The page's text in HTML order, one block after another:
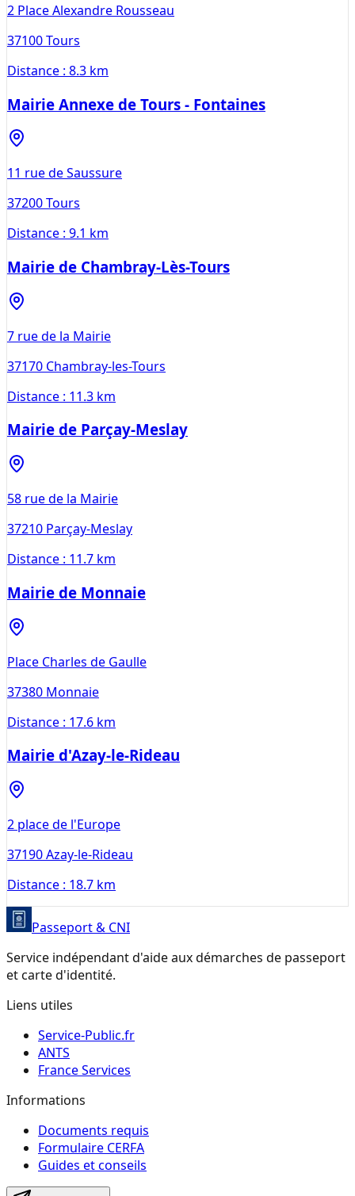
2 Place Alexandre Rousseau
37100Tours
Distance : 8.3 km
Mairie Annexe de Tours - Fontaines
11 rue de Saussure
37200Tours
Distance : 9.1 km
Mairie de Chambray-Lès-Tours
7 rue de la Mairie
37170 Chambray-les-Tours
Distance : 11.3 km
Mairie de Parçay-Meslay
58 rue de la Mairie
37210 Parçay-Meslay
Distance : 11.7 km
Mairie de Monnaie
Place Charles de Gaulle
37380 Monnaie
Distance : 17.6 km
Mairie d'Azay-le-Rideau
2 place de l'Europe
37190Azay-le-Rideau
Distance : 18.7 km
Passeport & CNI
Service indépendant d'aide aux démarches de passeport
et carte d'identité.
Liens utiles
Service-Public.fr
ANTS
France Services
Informations
Documents requis
Formulaire CERFA
Guides et conseils